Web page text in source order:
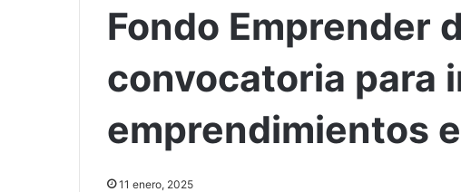
Fondo Emprender
convocatoria para
emprendimientos
11 enero, 2025